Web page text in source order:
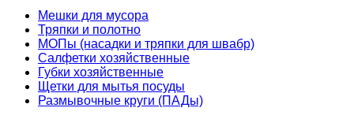
Мешки для мусора
Тряпки и полотно
МОПы (насадки и тряпки для швабр)
Салфетки хозяйственные
Губки хозяйственные
Щетки для мытья посуды
Размывочные круги (ПАДы)